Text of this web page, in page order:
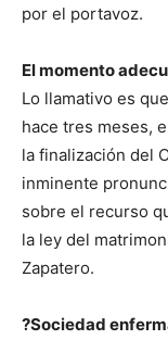
por el portavoz.
El momento
Lo llamativo es
hace tres meses,
la finalización del
inminente
sobre el recurso
la ley del
Zapatero.
?Sociedad